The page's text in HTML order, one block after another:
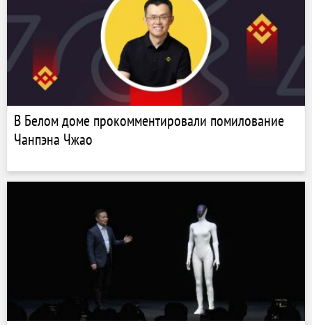
В Белом доме прокомментировали помилование
Чанпэна Чжао